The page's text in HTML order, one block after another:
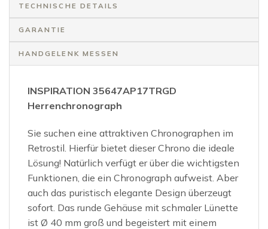
TECHNISCHE DETAILS
GARANTIE
HANDGELENK MESSEN
INSPIRATION 35647AP17TRGD
Herrenchronograph
Sie suchen eine attraktiven Chronographen im
Retrostil. Hierfür bietet dieser Chrono die ideale
Lösung! Natürlich verfügt er über die wichtigsten
Funktionen, die ein Chronograph aufweist. Aber
auch das puristisch elegante Design überzeugt
sofort. Das runde Gehäuse mit schmaler Lünette
ist Ø 40 mm groß und begeistert mit einem